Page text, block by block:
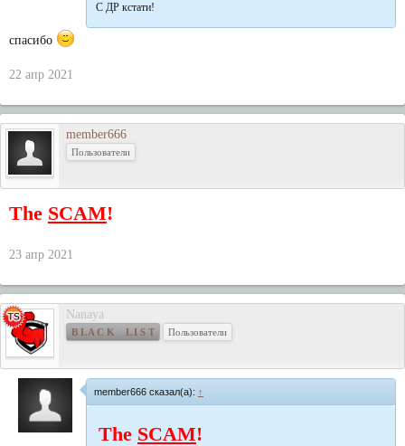
С ДР кстати!
спасибо
22 апр 2021
member666
Пользователи
The SCAM!
23 апр 2021
Nanaya
B L A C K L I S T Пользователи
member666 сказал(а): ↑
The SCAM!